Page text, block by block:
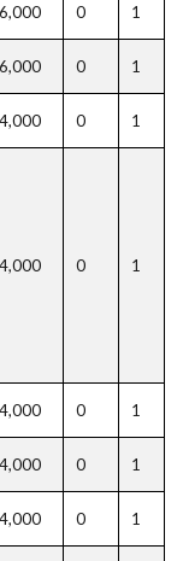
0 1
0 1
0 1
0 1
0 1
0 1
0 1